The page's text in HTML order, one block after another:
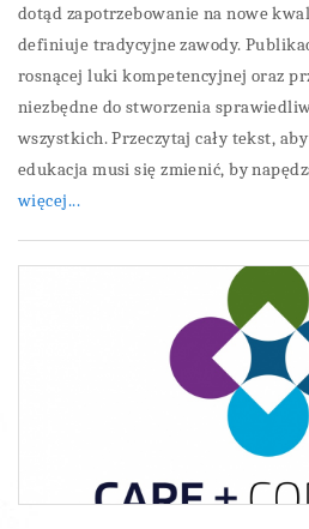
dotąd zapotrzebowanie na nowe
definiuje tradycyjne zawody.
rosnącej luki kompetencyjnej oraz
niezbędne do stworzenia
wszystkich. Przeczytaj cały tekst,
edukacja musi się zmienić, by
więcej...